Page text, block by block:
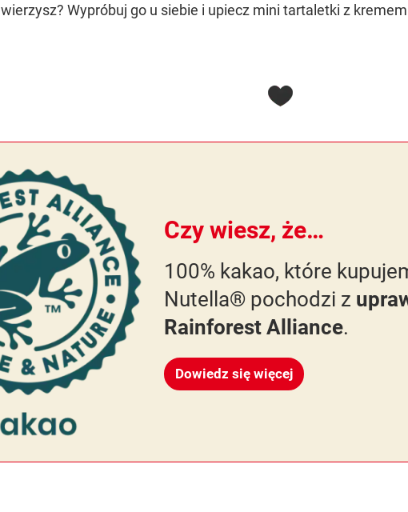
wierzysz? Wypróbuj go u siebie i upiecz mini tartaletki z
Czy wiesz, że…
100% kakao, które
Nutella® pochodzi z
Rainforest Alliance.
Dowiedz się więcej